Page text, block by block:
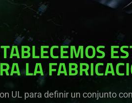
LA
UL para definir un conjunto